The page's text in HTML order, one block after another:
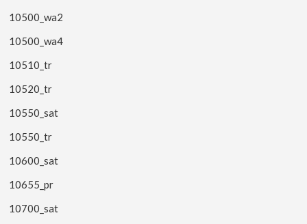
10500_wa2
10500_wa4
10510_tr
10520_tr
10550_sat
10550_tr
10600_sat
10655_pr
10700_sat